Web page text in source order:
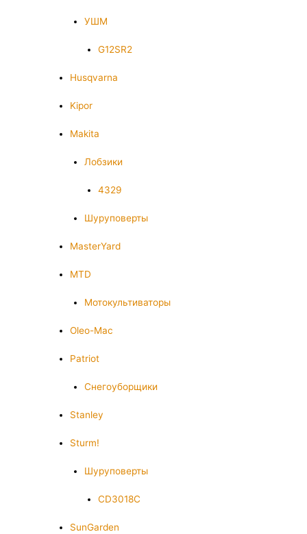
УШМ
G12SR2
Husqvarna
Kipor
Makita
Лобзики
4329
Шуруповерты
MasterYard
MTD
Мотокультиваторы
Oleo-Mac
Patriot
Снегоуборщики
Stanley
Sturm!
Шуруповерты
CD3018C
SunGarden